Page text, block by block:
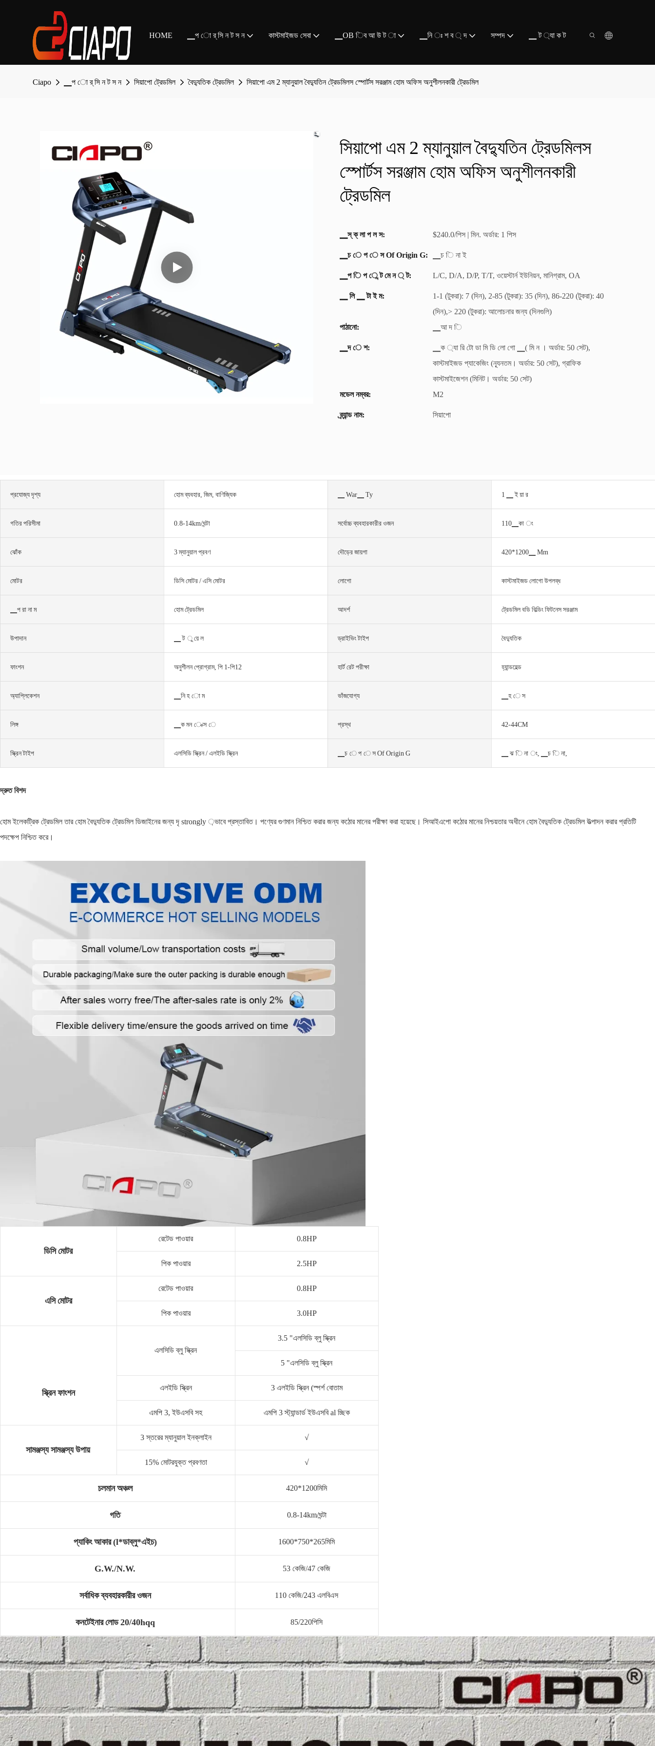
HOME ▁প ো র্ সি ন ট স ন কাস্টমাইজড সেবা ▁OB িব আ উ ট া ▁নি ঃ শ ব ্ দ সম্পদ ▁ ট ্যা ক ট
Ciapo ▁প ো র্ সি ন ট স ন সিয়াপো ট্রেডমিল বৈদ্যুতিক ট্রেডমিল সিয়াপো এম 2 ম্যানুয়াল বৈদ্যুতিন ট্রেডমিলস স্পোর্টস সরঞ্জাম হোম অফিস অনুশীলনকারী ট্রেডমিল
সিয়াপো এম 2 ম্যানুয়াল বৈদ্যুতিন ট্রেডমিলস
স্পোর্টস সরঞ্জাম হোম অফিস অনুশীলনকারী
ট্রেডমিল
▁স্ ক্ লা প ল স: $240.0/পিস | মিন. অর্ডার: 1 পিস
▁চ ে প ে স Of Origin G: ▁চ ি না ই
▁প ি প ে ন্ট মে ন ্ ট: L/C, D/A, D/P, T/T, ওয়েস্টার্ন ইউনিয়ন, মানিগ্রাম, OA
▁ লি ▁ টা ই ম:
1-1 (টুকরা): 7 (দিন), 2-85 (টুকরা): 35 (দিন), 86-220 (টুকরা): 40
(দিন),> 220 (টুকরা): আলোচনার জন্য (দিনগুলি)
পাঠানো:
▁আ দ ি
▁দ ে শ:
▁ক ্যা রি টো ডা মি ডি লো গো ▁( মি ন । অর্ডার: 50 সেট),
কাস্টমাইজড প্যাকেজিং (ন্যূনতম। অর্ডার: 50 সেট), গ্রাফিক
কাস্টমাইজেশন (মিনিট। অর্ডার: 50 সেট)
মডেল নম্বর:
M2
ব্র্যান্ড নাম: সিয়াপো
প্রযোজ্য দৃশ্য হোম ব্যবহার, জিম, বাণিজ্যিক ▁ War▁ Ty 1 ▁ ই য়া র
গতির পরিসীমা 0.8-14km/ঘন্টা সর্বোচ্চ ব্যবহারকারীর ওজন 110▁কা ং
ঝোঁক 3 ম্যানুয়াল প্রবণ দৌড়ের জায়গা 420*1200▁ Mm
মোটর ডিসি মোটর / এসি মোটর লোগো কাস্টমাইজড লোগো উপলব্ধ
▁প রা না ম হোম ট্রেডমিল আদর্শ ট্রেডমিল বডি বিল্ডিং ফিটনেস সরঞ্জাম
উপাদান ▁ ট ু য়ে ল ড্রাইভিং টাইপ বৈদ্যুতিক
ফাংশন অনুশীলন প্রোগ্রাম, পি 1-পি12 হার্ট রেট পরীক্ষা হ্যান্ডহেল্ড
অ্যাপ্লিকেশন ▁নি হ ো ম ভাঁজযোগ্য ▁হ ে স
লিঙ্গ ▁ক মন ে ক্স ে প্রস্থ 42-44CM
স্ক্রিন টাইপ এলসিডি স্ক্রিন / এলইডি স্ক্রিন ▁চ ে প ে স Of Origin G ▁ ঝ ি না ং, ▁চ ি না,
দ্রুত বিশদ
হোম ইলেকট্রিক ট্রেডমিল তার হোম বৈদ্যুতিক ট্রেডমিল ডিজাইনের জন্য দৃ strongly ়ভাবে প্রস্তাবিত। পণ্যের গুণমান নিশ্চিত করার জন্য কঠোর মানের পরীক্ষা করা হয়েছে। সিআইএপো কঠোর মানের নিশ্চয়তার অধীনে হোম বৈদ্যুতিক ট্রেডমিল উত্পাদন করার প্রতিটি
পদক্ষেপ নিশ্চিত করে।
ডিসি মোটর
রেটেড পাওয়ার 0.8HP
পিক পাওয়ার 2.5HP
এসি মোটর
রেটেড পাওয়ার 0.8HP
পিক পাওয়ার 3.0HP
স্ক্রিন ফাংশন
এলসিডি ব্লু স্ক্রিন
3.5 "এলসিডি ব্লু স্ক্রিন
5 "এলসিডি ব্লু স্ক্রিন
এলইডি স্ক্রিন 3 এলইডি স্ক্রিন (স্পর্শ বোতাম
এমপি 3, ইউএসবি সহ এমপি 3 স্ট্যান্ডার্ড ইউএসবি al চ্ছিক
সামঞ্জস্য সামঞ্জস্য উপায়
3 স্তরের ম্যানুয়াল ইনক্লাইন √
15% মোটরযুক্ত প্রবণতা √
চলমান অঞ্চল 420*1200মিমি
গতি 0.8-14km/ঘন্টা
প্যাকিং আকার (l*ডাব্লু*এইচ) 1600*750*265মিমি
G.W./N.W. 53 কেজি/47 কেজি
সর্বাধিক ব্যবহারকারীর ওজন 110 কেজি/243 এলবিএস
কনটেইনার লোড 20/40hqq 85/220পিসি